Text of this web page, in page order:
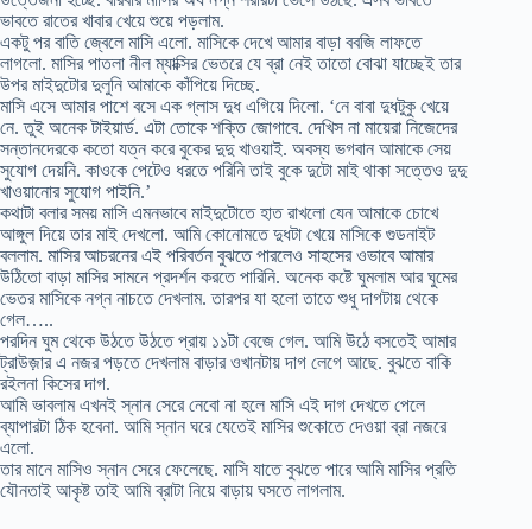
ভাবতে রাতের খাবার খেয়ে শুয়ে পড়লাম.
একটু পর বাতি জ্বেলে মাসি এলো. মাসিকে দেখে আমার বাড়া ববজি লাফতে
লাগলো. মাসির পাতলা নীল ম্যাক্সির ভেতরে যে ব্রা নেই তাতো বোঝা যাচ্ছেই তার
উপর মাইদুটোর দুলুনি আমাকে কাঁপিয়ে দিচ্ছে.
মাসি এসে আমার পাশে বসে এক গ্লাস দুধ এগিয়ে দিলো. ‘নে বাবা দুধটুকু খেয়ে
নে. তুই অনেক টাইয়ার্ড. এটা তোকে শক্তি জোগাবে. দেখিস না মায়েরা নিজেদের
সন্তানদেরকে কতো যত্ন করে বুকের দুদু খাওয়াই. অবস্য ভগবান আমাকে সেয়
সুযোগ দেয়নি. কাওকে পেটেও ধরতে পরিনি তাই বুকে দুটো মাই থাকা সত্তেও দুদু
খাওয়ানোর সুযোগ পাইনি.’
কথাটা বলার সময় মাসি এমনভাবে মাইদুটোতে হাত রাখলো যেন আমাকে চোখে
আঙ্গুল দিয়ে তার মাই দেখলো. আমি কোনোমতে দুধটা খেয়ে মাসিকে গুডনাইট
বললাম. মাসির আচরনের এই পরিবর্তন বুঝতে পারলেও সাহসের ওভাবে আমার
উঠিতো বাড়া মাসির সামনে প্রদর্শন করতে পারিনি. অনেক কষ্টে ঘুমলাম আর ঘুমের
ভেতর মাসিকে নগ্ন নাচতে দেখলাম. তারপর যা হলো তাতে শুধু দাগটায় থেকে
গেল…..
পরদিন ঘুম থেকে উঠতে উঠতে প্রায় ১১টা বেজে গেল. আমি উঠে বসতেই আমার
ট্রাউজ়ার এ নজর পড়তে দেখলাম বাড়ার ওখানটায় দাগ লেগে আছে. বুঝতে বাকি
রইলনা কিসের দাগ.
আমি ভাবলাম এখনই স্নান সেরে নেবো না হলে মাসি এই দাগ দেখতে পেলে
ব্যাপারটা ঠিক হবেনা. আমি স্নান ঘরে যেতেই মাসির শুকোতে দেওয়া ব্রা নজরে
এলো.
তার মানে মাসিও স্নান সেরে ফেলেছে. মাসি যাতে বুঝতে পারে আমি মাসির প্রতি
যৌনতাই আকৃষ্ট তাই আমি ব্রাটা নিয়ে বাড়ায় ঘসতে লাগলাম.